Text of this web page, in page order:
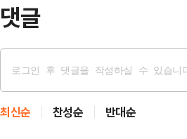
댓글
최신순 찬성순 반대순